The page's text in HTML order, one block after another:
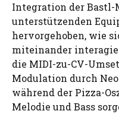
Integration der Bastl-
unterstützenden
hervorgehoben, wie
miteinander
die MIDI-zu-CV-
Modulation durch
während der Pizza-
Melodie und Bass